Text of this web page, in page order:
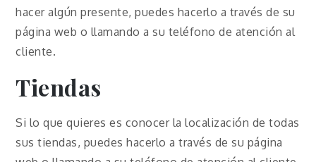
hacer algún presente, puedes hacerlo a través de su
página web o llamando a su teléfono de atención al
cliente.
Tiendas
Si lo que quieres es conocer la localización de todas
sus tiendas, puedes hacerlo a través de su página